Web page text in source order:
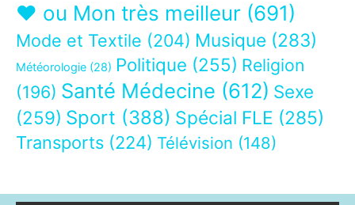
❤ ou Mon très meilleur (691)
Mode et Textile (204) Musique (283)
Météorologie (28) Politique (255) Religion
(196) Santé Médecine (612) Sexe
(259) Sport (388) Spécial FLE (285)
Transports (224) Télévision (148)